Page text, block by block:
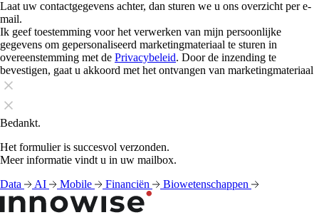
Laat uw contactgegevens achter, dan sturen we u ons overzicht per e-
mail.
Ik geef toestemming voor het verwerken van mijn persoonlijke
gegevens om gepersonaliseerd marketingmateriaal te sturen in
overeenstemming met de Privacybeleid. Door de inzending te
bevestigen, gaat u akkoord met het ontvangen van marketingmateriaal
Bedankt.
Het formulier is succesvol verzonden.
Meer informatie vindt u in uw mailbox.
Data
AI Mobile Financiën Biowetenschappen